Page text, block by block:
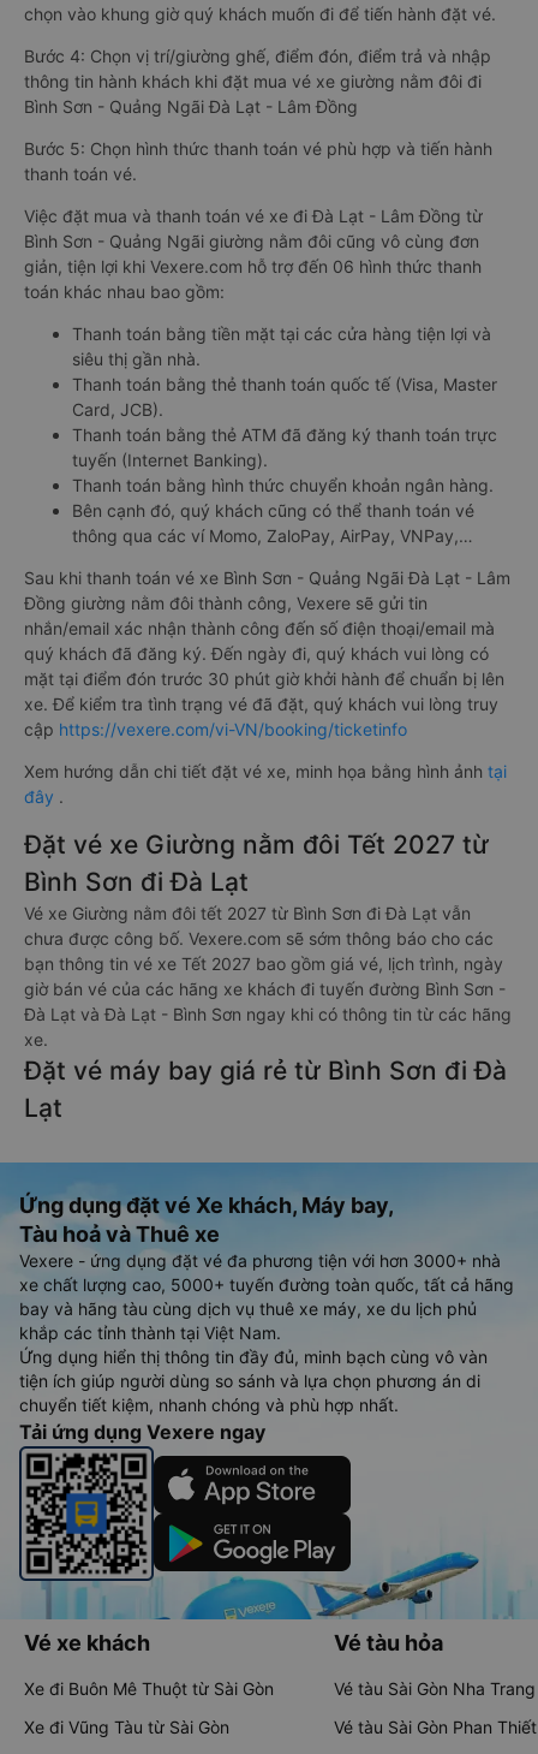
chọn vào khung giờ quý khách muốn đi để tiến hành đặt vé.
Bước 4: Chọn vị trí/giường ghế, điểm đón, điểm trả và nhập
thông tin hành khách khi đặt mua vé xe giường nằm đôi đi
Bình Sơn - Quảng Ngãi Đà Lạt - Lâm Đồng
Bước 5: Chọn hình thức thanh toán vé phù hợp và tiến hành
thanh toán vé.
Việc đặt mua và thanh toán vé xe đi Đà Lạt - Lâm Đồng từ
Bình Sơn - Quảng Ngãi giường nằm đôi cũng vô cùng đơn
giản, tiện lợi khi Vexere.com hỗ trợ đến 06 hình thức thanh
toán khác nhau bao gồm:
Thanh toán bằng tiền mặt tại các cửa hàng tiện lợi và
siêu thị gần nhà.
Thanh toán bằng thẻ thanh toán quốc tế (Visa, Master
Card, JCB).
Thanh toán bằng thẻ ATM đã đăng ký thanh toán trực
tuyến (Internet Banking).
Thanh toán bằng hình thức chuyển khoản ngân hàng.
Bên cạnh đó, quý khách cũng có thể thanh toán vé
thông qua các ví Momo, ZaloPay, AirPay, VNPay,…
Sau khi thanh toán vé xe Bình Sơn - Quảng Ngãi Đà Lạt - Lâm
Đồng giường nằm đôi thành công, Vexere sẽ gửi tin
nhắn/email xác nhận thành công đến số điện thoại/email mà
quý khách đã đăng ký. Đến ngày đi, quý khách vui lòng có
mặt tại điểm đón trước 30 phút giờ khởi hành để chuẩn bị lên
xe. Để kiểm tra tình trạng vé đã đặt, quý khách vui lòng truy
cập https://vexere.com/vi-VN/booking/ticketinfo
Xem hướng dẫn chi tiết đặt vé xe, minh họa bằng hình ảnh tại
đây .
Đặt vé xe Giường nằm đôi Tết 2027 từ
Bình Sơn đi Đà Lạt
Vé xe Giường nằm đôi tết 2027 từ Bình Sơn đi Đà Lạt vẫn
chưa được công bố. Vexere.com sẽ sớm thông báo cho các
bạn thông tin vé xe Tết 2027 bao gồm giá vé, lịch trình, ngày
giờ bán vé của các hãng xe khách đi tuyến đường Bình Sơn -
Đà Lạt và Đà Lạt - Bình Sơn ngay khi có thông tin từ các hãng
xe.
Đặt vé máy bay giá rẻ từ Bình Sơn đi Đà
Lạt
Ứng dụng đặt vé Xe khách, Máy bay,
Tàu hoả và Thuê xe
Vexere - ứng dụng đặt vé đa phương tiện với hơn 3000+ nhà
xe chất lượng cao, 5000+ tuyến đường toàn quốc, tất cả hãng
bay và hãng tàu cùng dịch vụ thuê xe máy, xe du lịch phủ
khắp các tỉnh thành tại Việt Nam.
Ứng dụng hiển thị thông tin đầy đủ, minh bạch cùng vô vàn
tiện ích giúp người dùng so sánh và lựa chọn phương án di
chuyển tiết kiệm, nhanh chóng và phù hợp nhất.
Tải ứng dụng Vexere ngay
Vé xe khách
Xe đi Buôn Mê Thuột từ Sài Gòn
Xe đi Vũng Tàu từ Sài Gòn
Vé tàu hỏa
Vé tàu Sài Gòn Nha Trang
Vé tàu Sài Gòn Phan Thiết